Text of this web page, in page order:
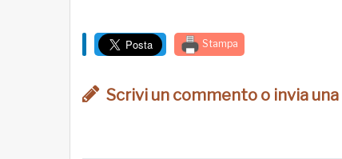
Stampa
Scrivi un commento o invia